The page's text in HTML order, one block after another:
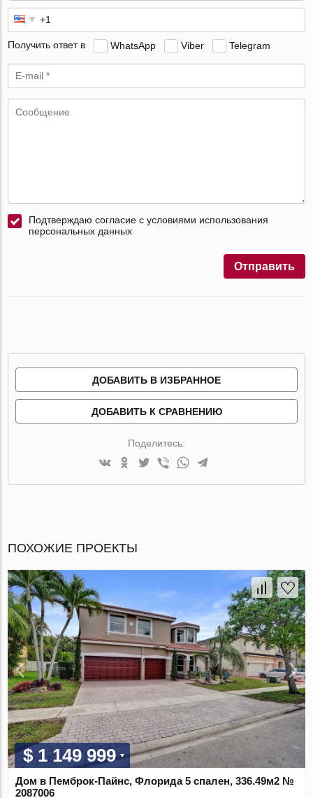
Получить ответ в WhatsApp Viber Telegram
Подтверждаю согласие с условиями использования
персональных данных
Отправить
ДОБАВИТЬ В ИЗБРАННОЕ
ДОБАВИТЬ К СРАВНЕНИЮ
Поделитесь:
ПОХОЖИЕ ПРОЕКТЫ
$ 1 149 999
Дом в Пемброк-Пайнс, Флорида 5 спален, 336.49м2 №
2087006